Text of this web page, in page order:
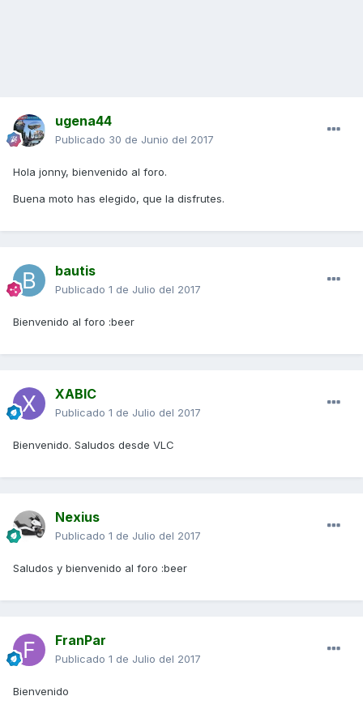
ugena44
Publicado 30 de Junio del 2017
Hola jonny, bienvenido al foro.
Buena moto has elegido, que la disfrutes.
bautis
Publicado 1 de Julio del 2017
Bienvenido al foro :beer
XABIC
Publicado 1 de Julio del 2017
Bienvenido. Saludos desde VLC
Nexius
Publicado 1 de Julio del 2017
Saludos y bienvenido al foro :beer
FranPar
Publicado 1 de Julio del 2017
Bienvenido